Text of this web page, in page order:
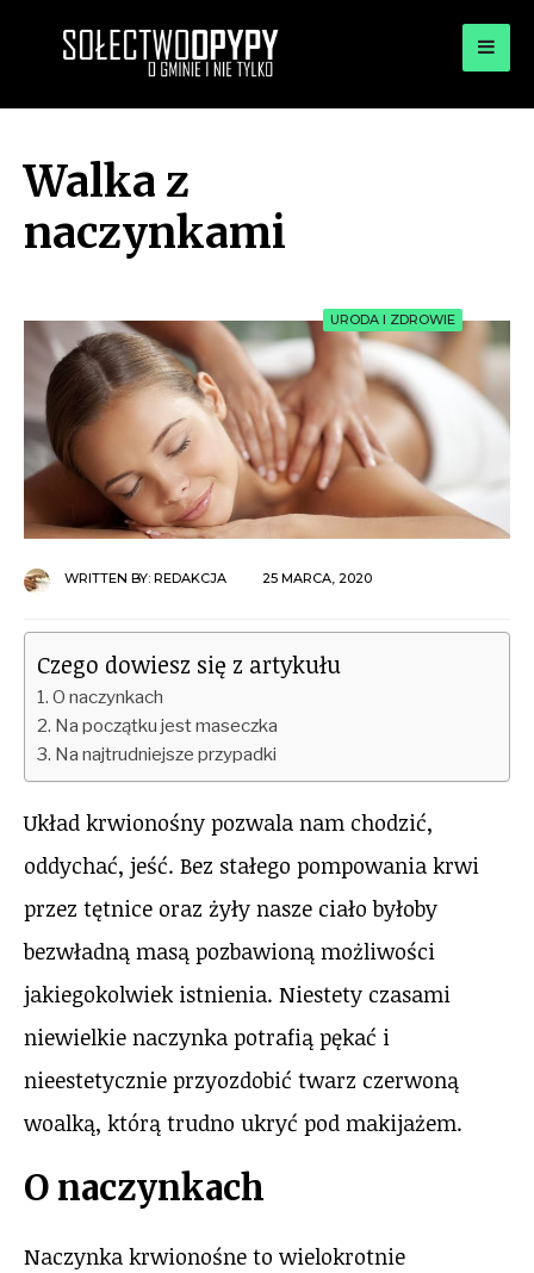
OPYPY.PL
Walka z
naczynkami
URODA I ZDROWIE
WRITTEN BY: REDAKCJA 25 MARCA, 2020
Czego dowiesz się z artykułu
O naczynkach
Na początku jest maseczka
Na najtrudniejsze przypadki
Układ krwionośny pozwala nam chodzić,
oddychać, jeść. Bez stałego pompowania krwi
przez tętnice oraz żyły nasze ciało byłoby
bezwładną masą pozbawioną możliwości
jakiegokolwiek istnienia. Niestety czasami
niewielkie naczynka potrafią pękać i
nieestetycznie przyozdobić twarz czerwoną
woalką, którą trudno ukryć pod makijażem.
O naczynkach
Naczynka krwionośne to wielokrotnie